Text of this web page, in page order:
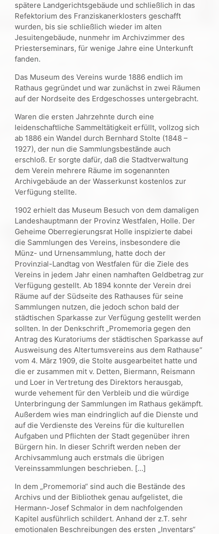
spätere Landgerichtsgebäude und schließlich in das
Refektorium des Franziskanerklosters geschafft
wurden, bis sie schließlich wieder im alten
Jesuitengebäude, nunmehr im Archivzimmer des
Priesterseminars, für wenige Jahre eine Unterkunft
fanden.
Das Museum des Vereins wurde 1886 endlich im
Rathaus gegründet und war zunächst in zwei Räumen
auf der Nordseite des Erdgeschosses untergebracht.
Waren die ersten Jahrzehnte durch eine
leidenschaftliche Sammeltätigkeit erfüllt, vollzog sich
ab 1886 ein Wandel durch Bernhard Stolte (1848 –
1927), der nun die Sammlungsbestände auch
erschloß. Er sorgte dafür, daß die Stadtverwaltung
dem Verein mehrere Räume im sogenannten
Archivgebäude an der Wasserkunst kostenlos zur
Verfügung stellte.
1902 erhielt das Museum Besuch von dem damaligen
Landeshauptmann der Provinz Westfalen, Holle. Der
Geheime Oberregierungsrat Holle inspizierte dabei
die Sammlungen des Vereins, insbesondere die
Münz- und Urnensammlung, hatte doch der
Provinzial-Landtag von Westfalen für die Ziele des
Vereins in jedem Jahr einen namhaften Geldbetrag zur
Verfügung gestellt. Ab 1894 konnte der Verein drei
Räume auf der Südseite des Rathauses für seine
Sammlungen nutzen, die jedoch schon bald der
städtischen Sparkasse zur Verfügung gestellt werden
sollten. In der Denkschrift „Promemoria gegen den
Antrag des Kuratoriums der städtischen Sparkasse auf
Ausweisung des Altertumsvereins aus dem Rathause“
vom 4. März 1909, die Stolte ausgearbeitet hatte und
die er zusammen mit v. Detten, Biermann, Reismann
und Loer in Vertretung des Direktors herausgab,
wurde vehement für den Verbleib und die würdige
Unterbringung der Sammlungen im Rathaus gekämpft.
Außerdem wies man eindringlich auf die Dienste und
auf die Verdienste des Vereins für die kulturellen
Aufgaben und Pflichten der Stadt gegenüber ihren
Bürgern hin. In dieser Schrift werden neben der
Archivsammlung auch erstmals die übrigen
Vereinssammlungen beschrieben. […]
In dem „Promemoria“ sind auch die Bestände des
Archivs und der Bibliothek genau aufgelistet, die
Hermann-Josef Schmalor in dem nachfolgenden
Kapitel ausführlich schildert. Anhand der z.T. sehr
emotionalen Beschreibungen des ersten „Inventars“